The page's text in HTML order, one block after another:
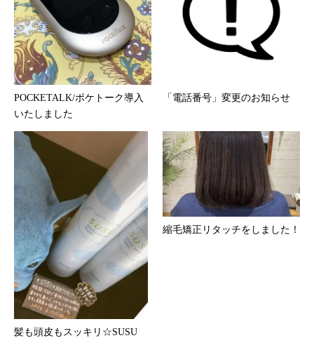
POCKETALK/ポケトーク導入
いたしました
「電話番号」変更のお知らせ
髪も頭皮もスッキリ☆SUSU
縮毛矯正リタッチをしました！